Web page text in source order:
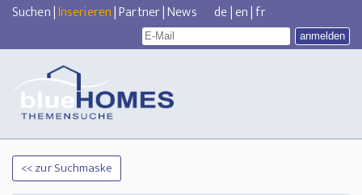
Suchen|Inserieren|Partner|News de|en|fr
<< zur Suchmaske